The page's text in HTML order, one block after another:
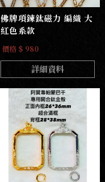
佛牌項鍊鈦磁力 編織 大
紅色系款
價格 $ 980
詳細資料